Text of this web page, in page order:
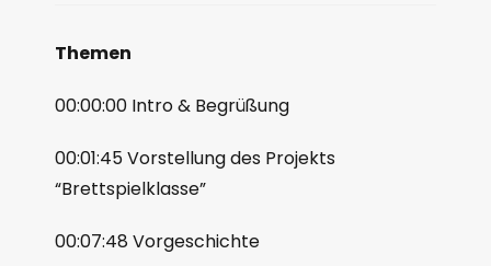
Themen
00:00:00 Intro & Begrüßung
00:01:45 Vorstellung des Projekts
“Brettspielklasse”
00:07:48 Vorgeschichte